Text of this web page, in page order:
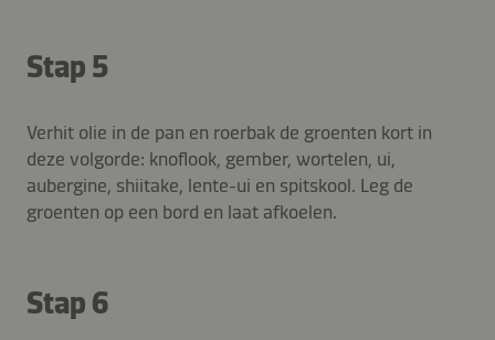
Stap 5
Verhit olie in de pan en roerbak de groenten kort in
deze volgorde: knoflook, gember, wortelen, ui,
aubergine, shiitake, lente-ui en spitskool. Leg de
groenten op een bord en laat afkoelen.
Stap 6